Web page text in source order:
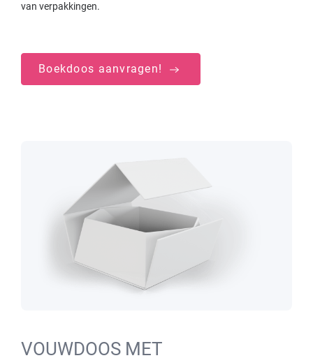
van verpakkingen.
Boekdoos aanvragen!
VOUWDOOS MET